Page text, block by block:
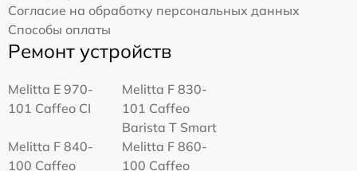
Согласие на обработку персональных данных
Способы оплаты
Ремонт устройств
Melitta Е 970-
101 Caffeo CI
Melitta F 830-
101 Caffeo
Barista T Smart
Melitta F 840-
100 Caffeo
Melitta F 860-
100 Caffeo